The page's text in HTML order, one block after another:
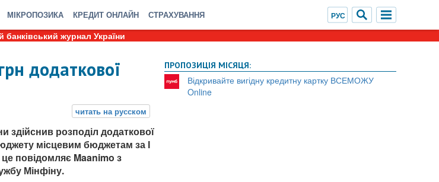
МІКРОПОЗИКА КРЕДИТ ОНЛАЙН СТРАХУВАННЯ
банківський журнал України
додаткової
здійснив розподіл додаткової
місцевим бюджетам за І
повідомляє Maanimo з
Мінфіну.
ПРОПОЗИЦІЯ МІСЯЦЯ:
Відкривайте вигідну кредитну картку ВСЕМОЖУ
Online